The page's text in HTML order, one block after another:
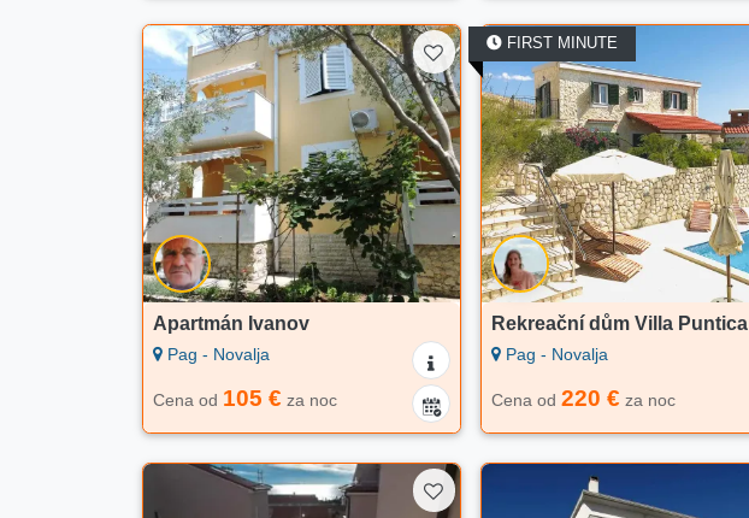
Apartmán Ivanov
Pag - Novalja
Cena od 105 € za noc
FIRST MINUTE
Rekreační dům Villa Puntica
Pag - Novalja
Cena od 220 € za noc